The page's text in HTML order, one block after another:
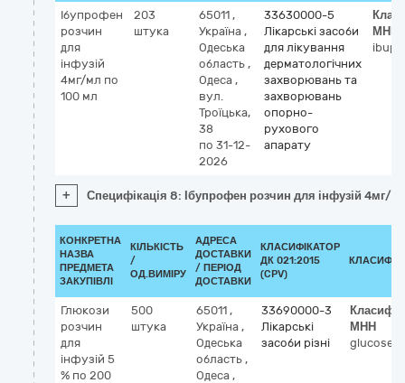
Ібупрофен
розчин
для
інфузій
4мг/мл по
100 мл
203
штука
65011 ,
Україна ,
Одеська
область ,
Одеса ,
вул.
Троїцька,
38
по 31-12-
2026
33630000-5
Лікарські засоби
для лікування
дерматологічних
захворювань та
захворювань
опорно-
рухового
апарату
МНН
+ Специфікація 8: Ібупрофен розчин для інфузій 4мг/
КОНКРЕТНА
НАЗВА
ПРЕДМЕТА
ЗАКУПІВЛІ
КІЛЬКІСТЬ
/
ОД.ВИМІРУ
АДРЕСА
ДОСТАВКИ
/ ПЕРІОД
ДОСТАВКИ
КЛАСИФІКАТОР
ДК 021:2015
(CPV)
Глюкози
розчин
для
інфузій 5
% по 200
500
штука
65011 ,
Україна ,
Одеська
область ,
Одеса ,
33690000-3
Лікарські
засоби різні
МНН
glucose